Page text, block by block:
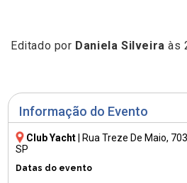
Informação do Evento
Club Yacht Rua Treze De Maio,
SP
Datas do evento
Editado por Daniela Silveira às